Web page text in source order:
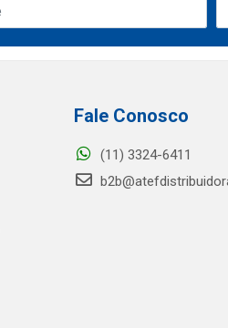
Fale Conosco
(11) 3324-6411